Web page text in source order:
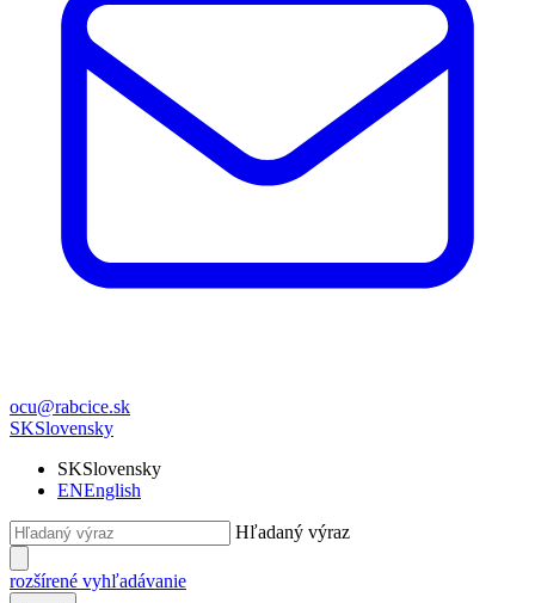
ocu@rabcice.sk
SKSlovensky
SKSlovensky
ENEnglish
Hľadaný výraz
rozšírené vyhľadávanie